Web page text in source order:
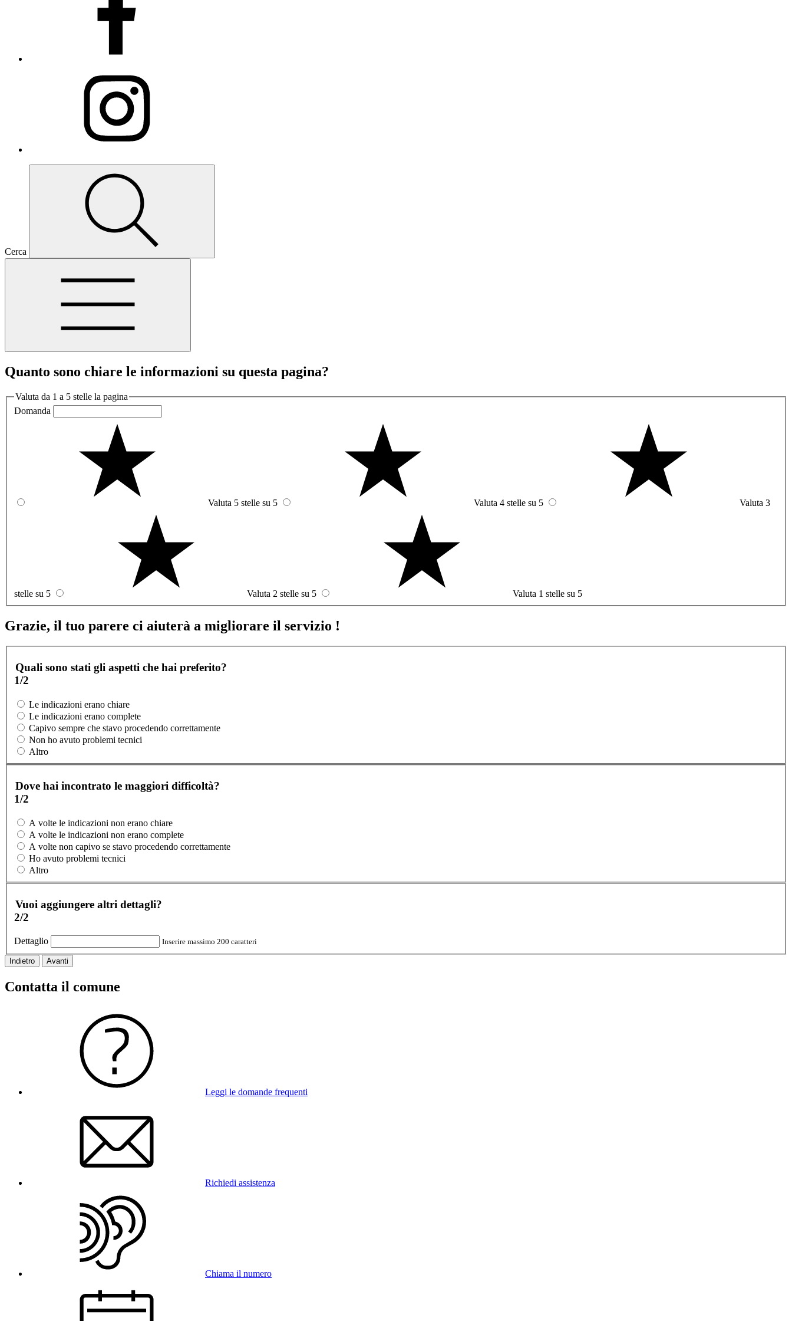
Cerca
Quanto sono chiare le informazioni su questa pagina?
Domanda
Valuta da 1 a 5 stelle la pagina
Valuta 5 stelle su 5 Valuta 4 stelle su 5 Valuta 3
stelle su 5 Valuta 2 stelle su 5 Valuta 1 stelle su 5
Grazie, il tuo parere ci aiuterà a migliorare il servizio !
Quali sono stati gli aspetti che hai preferito?
1/2
Le indicazioni erano chiare
Le indicazioni erano complete
Capivo sempre che stavo procedendo correttamente
Non ho avuto problemi tecnici
Altro
Dove hai incontrato le maggiori difficoltà?
1/2
A volte le indicazioni non erano chiare
A volte le indicazioni non erano complete
A volte non capivo se stavo procedendo correttamente
Ho avuto problemi tecnici
Altro
Vuoi aggiungere altri dettagli?
2/2
Dettaglio Inserire massimo 200 caratteri
Indietro Avanti
Contatta il comune
Leggi le domande frequenti
Richiedi assistenza
Chiama il numero